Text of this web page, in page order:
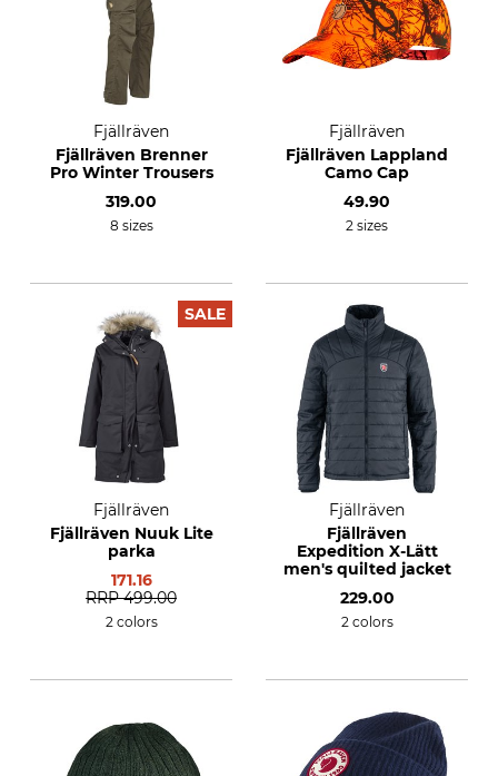
Fjällräven
Fjällräven Brenner
Pro Winter Trousers
319.00
8 sizes
Fjällräven
Fjällräven Lappland
Camo Cap
49.90
2 sizes
SALE
Fjällräven
Fjällräven Nuuk Lite
parka
171.16
RRP 499.00
2 colors
Fjällräven
Fjällräven
Expedition X-Lätt
men's quilted jacket
229.00
2 colors